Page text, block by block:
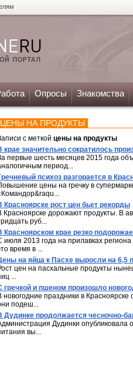
Опросы Знакомства
ЦЕНЫ НА ПРОДУКТЫ
с меткой цены на продукты
крае значительно сократилось
первые шесть месяцев 2015 года
период...
психоз разгорается в
цены на гречку в
Красноярске рост цен бьет рекорды
Красноярске дорожают продукты. ​В
руб...
Красноярском крае резко
июля 2013 года на прилавках
время в ...
на яйца к Пасхе выросли на 6,5
цен на пасхальные продукты
...
гречкой и пшеном произошло
новогодние праздники в
подеш...
Дудинке продолжается чесночно-
Дудинки опубликовала
вы...